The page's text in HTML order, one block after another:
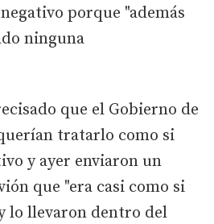
porque "además
ninguna
que el Gobierno de
tratarlo como si
y ayer enviaron un
que "era casi como si
lo llevaron dentro del